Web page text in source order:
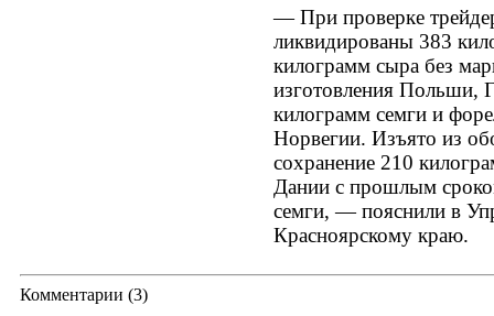
— При проверке
ликвидированы 383
килограмм сыра без
изготовления Польши,
килограмм семги и
Норвегии. Изъято из
сохранение 210
Дании с прошлым
семги, — пояснили в
Красноярскому краю.
Комментарии (3)